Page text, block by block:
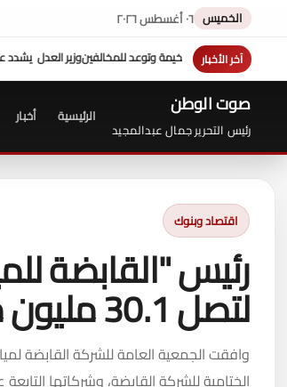
الخميس ٠٦ أغسطس ٢٠٢٦
آخر الأخبار
وزير العدل يشدد علي الالتزام بالكتاب الدوريللمخالفين
صوت الوطن
رئيس التحرير جمال عبدالمجيد
الرئيسية أخبار
اقتصاد وبنوك
رئيس "القابضة
لتصل 30.1 مليون متر يومى
وافقت الجمعية العامة للشركة القابضة